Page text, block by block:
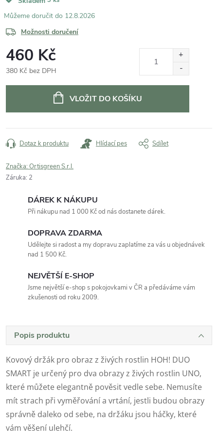
12.8.2026
Možnosti doručení
460 Kč
380 Kč bez DPH
VLOŽIT DO KOŠÍKU
Dotaz k produktu Hlídací pes Sdílet
Značka: Ortisgreen S.r.l.
Záruka: 2
DÁREK K NÁKUPU
Při nákupu nad 1 000 Kč od nás dostanete dárek.
DOPRAVA ZDARMA
Udělejte si radost a my dopravu zaplatíme za vás u objednávek
nad 1 500 Kč.
NEJVĚTŠÍ E-SHOP
Jsme největší e-shop s pokojovkami v ČR a předáváme vám
zkušenosti od roku 2009.
Popis produktu
Kovový držák pro obraz z živých rostlin HOH! DUO
SMART je určený pro dva obrazy z živých rostlin UNO,
které můžete elegantně pověsit vedle sebe. Nemusíte
mít strach při vyměřování a vrtání, jestli budou obrazy
správně daleko od sebe, na držáku jsou háčky, které
vám věšení ulehčí.